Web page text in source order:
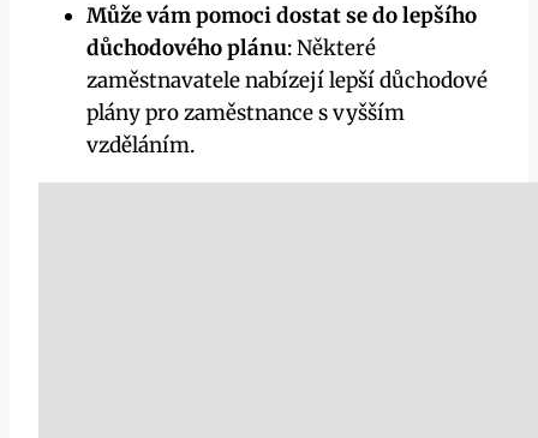
Může vám pomoci dostat se do lepšího
důchodového plánu: Některé
zaměstnavatele nabízejí lepší důchodové
plány pro zaměstnance s vyšším
vzděláním.